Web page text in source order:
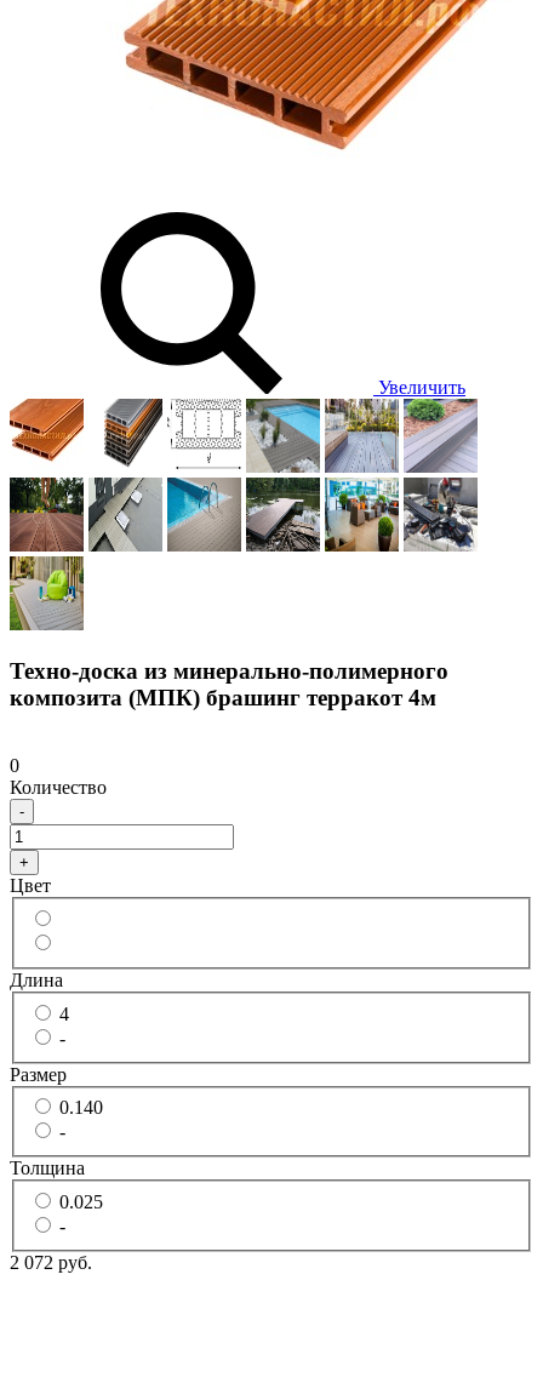
Увеличить
Техно-доска из минерально-полимерного
композита (МПК) брашинг терракот 4м
0
Количество
-
+
Цвет
Длина
4
-
Размер
0.140
-
Толщина
0.025
-
2 072 руб.